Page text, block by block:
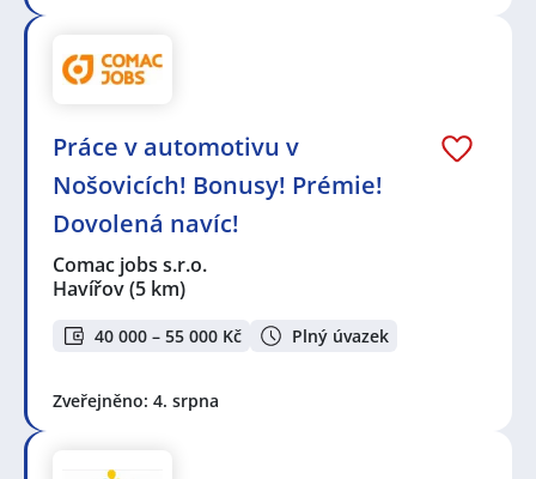
Práce v automotivu v
Nošovicích! Bonusy! Prémie!
Dovolená navíc!
Comac jobs s.r.o.
Havířov(5 km)
40 000 – 55 000 Kč Plný úvazek
Zveřejněno: 4. srpna